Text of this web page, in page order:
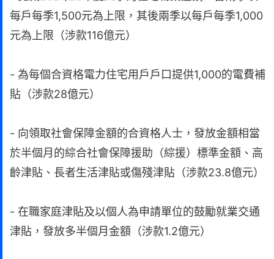
每戶每季1,500元為上限，其後兩季以每戶每季1,000
元為上限（涉款116億元）
- 為每個合資格電力住宅用戶戶口提供1,000的電費補
貼（涉款28億元）
- 向領取社會保障金額的合資格人士，發放金額相當
於半個月的綜合社會保障援助（綜援）標準金額、高
齡津貼、長者生活津貼或傷殘津貼（涉款23.8億元）
- 在職家庭津貼及以個人為申請單位的鼓勵就業交通
津貼，發放多半個月金額（涉款1.2億元）